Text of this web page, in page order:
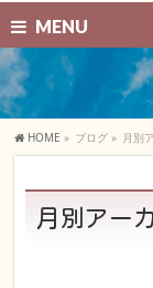
MENU
HOME » ブログ » 月別
月別アー